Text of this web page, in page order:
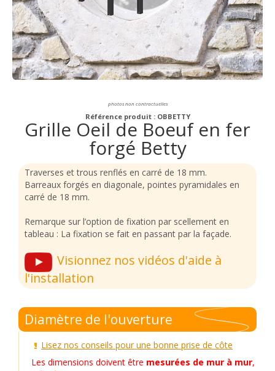
photos non contractuelles
Référence produit : OBBETTY
Grille Oeil de Boeuf en fer
forgé Betty
Traverses et trous renflés en carré de 18 mm.
Barreaux forgés en diagonale, pointes pyramidales en
carré de 18 mm.
Remarque sur l’option de fixation par scellement en
tableau : La fixation se fait en passant par la façade.
Visionnez nos vidéos d'aide à
l'installation
Diamètre de l'ouverture
Lisez nos conseils pour une bonne prise de côte
Les dimensions doivent être mesurées de mur à mur,